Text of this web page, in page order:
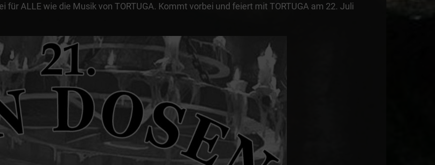
für ALLE wie die Musik von TORTUGA. Kommt vorbei und feiert mit TORTUGA am 22. Juli